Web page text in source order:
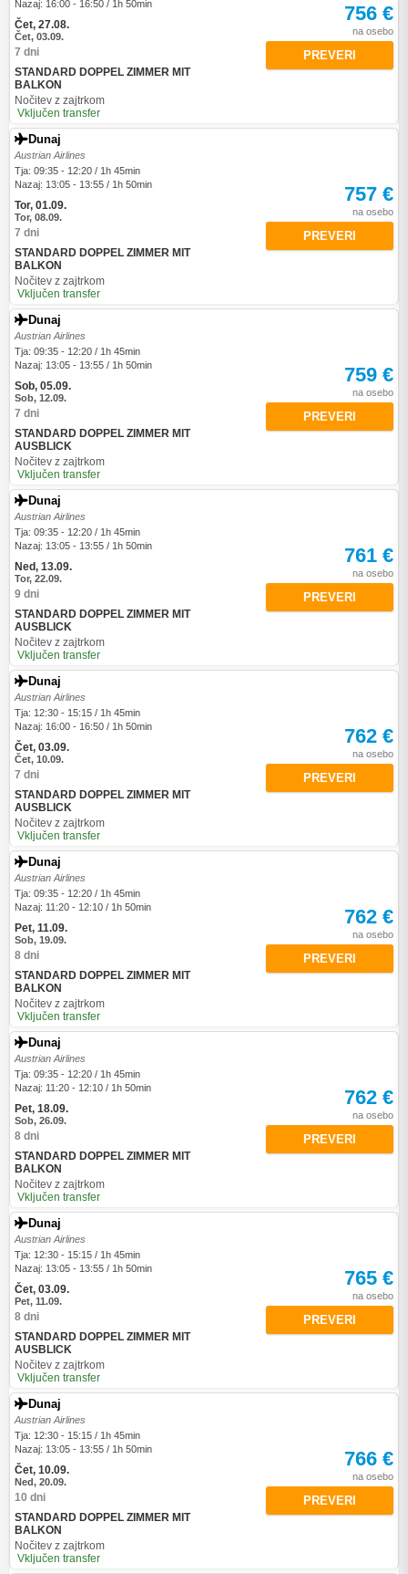
Nazaj: 16:00 - 16:50 / 1h 50min
Čet, 27.08.
Čet, 03.09.
7 dni
STANDARD DOPPEL ZIMMER MIT
BALKON
Nočitev z zajtrkom
Vključen transfer
756 €
na osebo
PREVERI
Dunaj
Austrian Airlines
Tja: 09:35 - 12:20 / 1h 45min
Nazaj: 13:05 - 13:55 / 1h 50min
Tor, 01.09.
Tor, 08.09.
7 dni
STANDARD DOPPEL ZIMMER MIT
BALKON
Nočitev z zajtrkom
Vključen transfer
757 €
na osebo
PREVERI
Dunaj
Austrian Airlines
Tja: 09:35 - 12:20 / 1h 45min
Nazaj: 13:05 - 13:55 / 1h 50min
Sob, 05.09.
Sob, 12.09.
7 dni
STANDARD DOPPEL ZIMMER MIT
AUSBLICK
Nočitev z zajtrkom
Vključen transfer
759 €
na osebo
PREVERI
Dunaj
Austrian Airlines
Tja: 09:35 - 12:20 / 1h 45min
Nazaj: 13:05 - 13:55 / 1h 50min
Ned, 13.09.
Tor, 22.09.
9 dni
STANDARD DOPPEL ZIMMER MIT
AUSBLICK
Nočitev z zajtrkom
Vključen transfer
761 €
na osebo
PREVERI
Dunaj
Austrian Airlines
Tja: 12:30 - 15:15 / 1h 45min
Nazaj: 16:00 - 16:50 / 1h 50min
Čet, 03.09.
Čet, 10.09.
7 dni
STANDARD DOPPEL ZIMMER MIT
AUSBLICK
Nočitev z zajtrkom
Vključen transfer
762 €
na osebo
PREVERI
Dunaj
Austrian Airlines
Tja: 09:35 - 12:20 / 1h 45min
Nazaj: 11:20 - 12:10 / 1h 50min
Pet, 11.09.
Sob, 19.09.
8 dni
STANDARD DOPPEL ZIMMER MIT
BALKON
Nočitev z zajtrkom
Vključen transfer
762 €
na osebo
PREVERI
Dunaj
Austrian Airlines
Tja: 09:35 - 12:20 / 1h 45min
Nazaj: 11:20 - 12:10 / 1h 50min
Pet, 18.09.
Sob, 26.09.
8 dni
STANDARD DOPPEL ZIMMER MIT
BALKON
Nočitev z zajtrkom
Vključen transfer
762 €
na osebo
PREVERI
Dunaj
Austrian Airlines
Tja: 12:30 - 15:15 / 1h 45min
Nazaj: 13:05 - 13:55 / 1h 50min
Čet, 03.09.
Pet, 11.09.
8 dni
STANDARD DOPPEL ZIMMER MIT
AUSBLICK
Nočitev z zajtrkom
Vključen transfer
765 €
na osebo
PREVERI
Dunaj
Austrian Airlines
Tja: 12:30 - 15:15 / 1h 45min
Nazaj: 13:05 - 13:55 / 1h 50min
Čet, 10.09.
Ned, 20.09.
10 dni
STANDARD DOPPEL ZIMMER MIT
BALKON
Nočitev z zajtrkom
Vključen transfer
766 €
na osebo
PREVERI